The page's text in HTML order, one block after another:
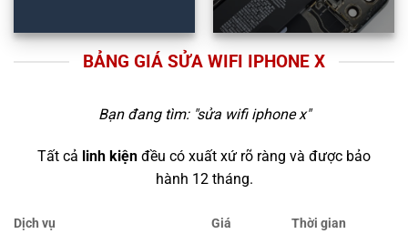
BẢNG GIÁ SỬA WIFI IPHONE X
Bạn đang tìm: "sửa wifi iphone x"
Tất cả linh kiện đều có xuất xứ rõ ràng và được bảo
hành 12 tháng.
Dịch vụ Giá Thời gian